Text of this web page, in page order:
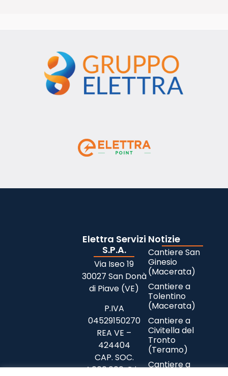
Elettra Servizi
S.P.A.
Via Iseo 19
30027 San Donà
di Piave (VE)
P.IVA
04529150270
REA VE –
424404
CAP. SOC.
4.000.000 € i.v.
Notizie
Cantiere San
Ginesio
(Macerata)
Cantiere a
Tolentino
(Macerata)
Cantiere a
Civitella del
Tronto
(Teramo)
Cantiere a